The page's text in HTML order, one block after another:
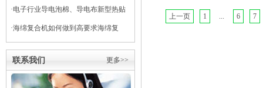
·电子行业导电泡棉、导电布新型热贴
复合
·海绵复合机如何做到高要求海绵复
更多>>
联系我们
上一页 1 ... 6 7